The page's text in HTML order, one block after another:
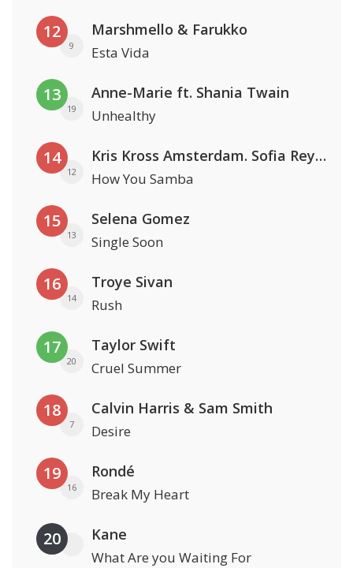
12
9
Marshmello & Farukko
Esta Vida
13
19
Anne-Marie ft. Shania Twain
Unhealthy
14
12
Kris Kross Amsterdam. Sofia Reyes & Tinie Tempah
How You Samba
15
13
Selena Gomez
Single Soon
16
14
Troye Sivan
Rush
17
20
Taylor Swift
Cruel Summer
18
7
Calvin Harris & Sam Smith
Desire
19
16
Rondé
Break My Heart
20 Kane
What Are you Waiting For